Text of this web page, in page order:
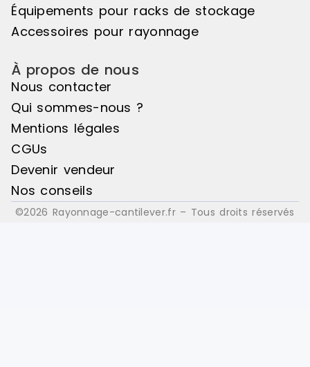
Équipements pour racks de stockage
Accessoires pour rayonnage
À propos de nous
Nous contacter
Qui sommes-nous ?
Mentions légales
CGUs
Devenir vendeur
Nos conseils
©2026 Rayonnage-cantilever.fr – Tous droits réservés